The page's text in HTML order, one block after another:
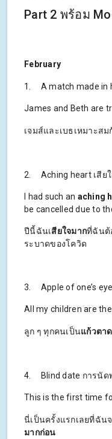
Part 2 พร้อม
February
1. A match made in
James and Beth are
เจมส์และเบธเหมาะส
2. Aching heart เสียใ
I had such an aching
be cancelled due to
ปีนี้ฉันเสียใจมากที่ฉันต้
ระบาดของโควิด
3. Apple of one’s
All my children are the
ลูก ๆ ทุกคนเป็นแก้วตา
4. Blind date การนัด
This is the first time
นี่เป็นครั้งแรกเลยที่ฉัน
มากก่อน